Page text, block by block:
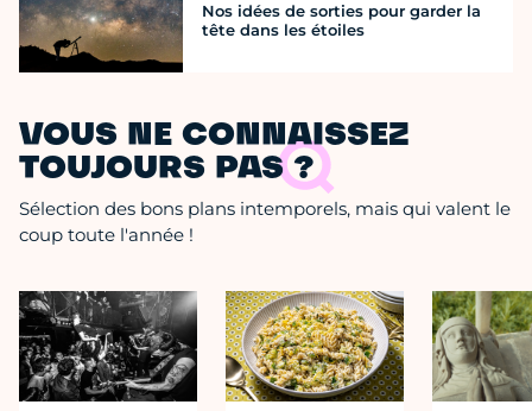
Nos idées de sorties pour garder la
tête dans les étoiles
VOUS NE CONNAISSEZ
TOUJOURS PAS ?
Sélection des bons plans intemporels, mais qui valent le
coup toute l'année !